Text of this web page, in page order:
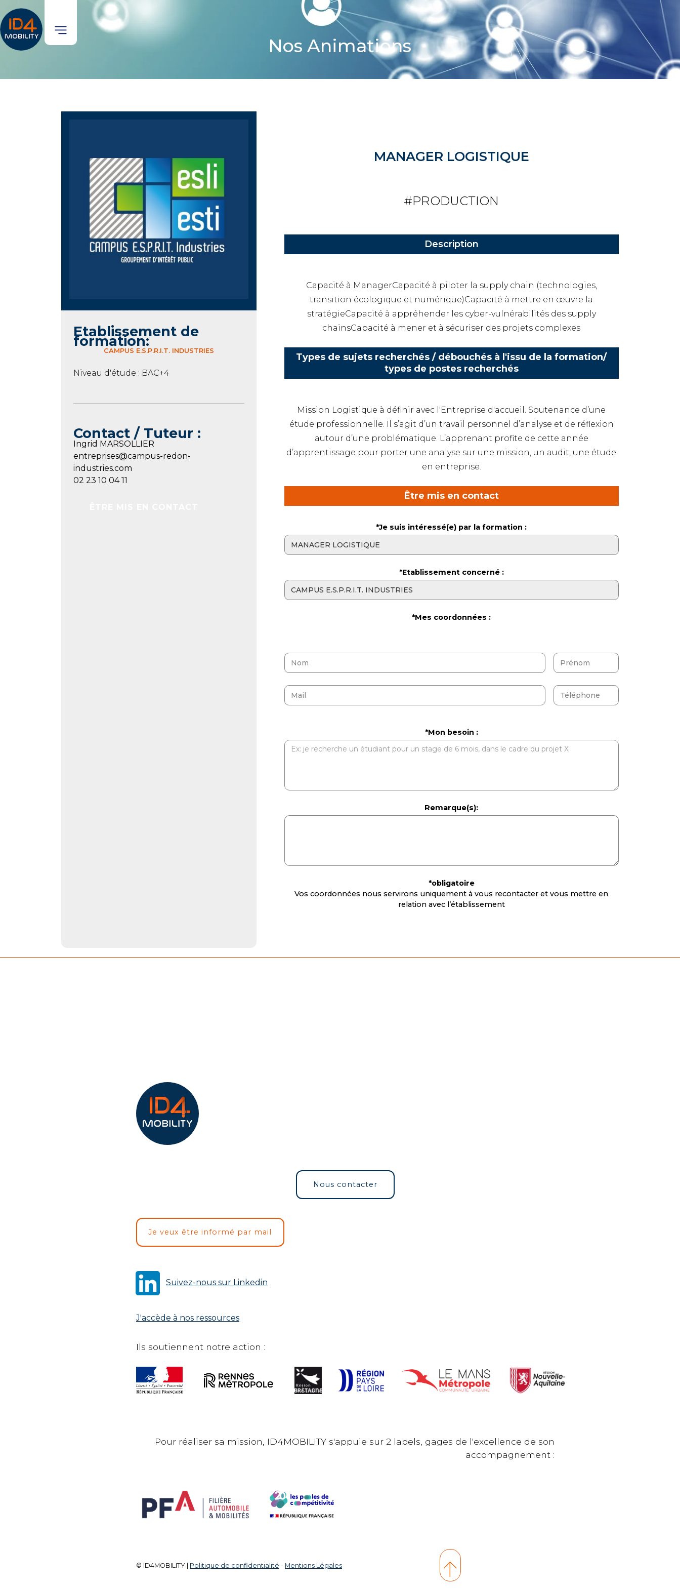
Nos Animations
Etablissement de
formation:
CAMPUS E.S.P.R.I.T. INDUSTRIES
Niveau d'étude : BAC+4
Contact / Tuteur :
Ingrid MARSOLLIER
entreprises@campus-redon-
industries.com
02 23 10 04 11
MANAGER LOGISTIQUE
#PRODUCTION
Description
Capacité à ManagerCapacité à piloter la supply chain (technologies,
transition écologique et numérique)Capacité à mettre en œuvre la
stratégieCapacité à appréhender les cyber-vulnérabilités des supply
chainsCapacité à mener et à sécuriser des projets complexes
Types de sujets recherchés / débouchés à l'issu de la formation/
types de postes recherchés
Mission Logistique à définir avec l'Entreprise d'accueil. Soutenance d’une
étude professionnelle. Il s’agit d’un travail personnel d’analyse et de réflexion
autour d’une problématique. L’apprenant profite de cette année
d’apprentissage pour porter une analyse sur une mission, un audit, une étude
en entreprise.
Être mis en contact
*Je suis intéressé(e) par la formation :
*Etablissement concerné :
*Mes coordonnées :
*Mon besoin :
Remarque(s):
*obligatoire
Vos coordonnées nous servirons uniquement à vous recontacter et vous mettre en
relation avec l’établissement
Nous contacter
Je veux être informé par mail
Suivez-nous sur Linkedin
J'accède à nos ressources
Ils soutiennent notre action :
Pour réaliser sa mission, ID4MOBILITY s'appuie sur 2 labels, gages de l'excellence de son
accompagnement :
© ID4MOBILITY | Politique de confidentialité - Mentions Légales